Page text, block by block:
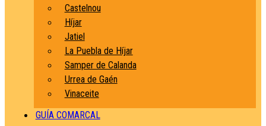
Castelnou
Híjar
Jatiel
La Puebla de Híjar
Samper de Calanda
Urrea de Gaén
Vinaceite
GUÍA COMARCAL